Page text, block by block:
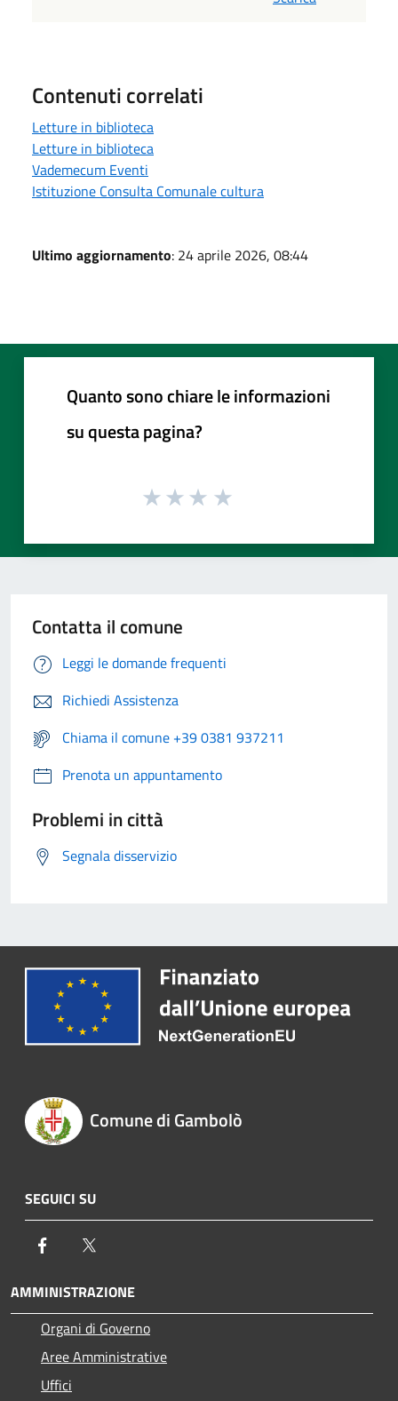
Contenuti correlati
Letture in biblioteca
Letture in biblioteca
Vademecum Eventi
Istituzione Consulta Comunale cultura
Ultimo aggiornamento: 24 aprile 2026, 08:44
Quanto sono chiare le informazioni
su questa pagina?
Contatta il comune
Leggi le domande frequenti
Richiedi Assistenza
Chiama il comune +39 0381 937211
Prenota un appuntamento
Problemi in città
Segnala disservizio
Comune di Gambolò
SEGUICI SU
Facebook
AMMINISTRAZIONE
Organi di Governo
Aree Amministrative
Uffici